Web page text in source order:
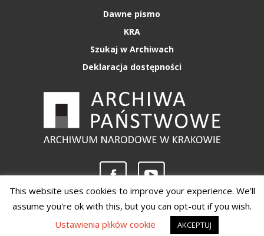
Dawne pismo
KRA
Szukaj w Archiwach
Deklaracja dostępności
Copyright 2020 - Archiwum Narodowe w Krakowie
This website uses cookies to improve your experience. We'll
assume you're ok with this, but you can opt-out if you wish.
Ustawienia plików cookie
AKCEPTUJ